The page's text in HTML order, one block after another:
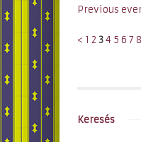
Previous
< 1 2 34 5 6 7 8
Keresés